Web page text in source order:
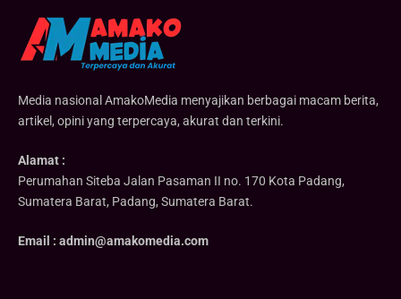
Media nasional AmakoMedia menyajikan berbagai macam berita,
artikel, opini yang terpercaya, akurat dan terkini.
Alamat :
Perumahan Siteba Jalan Pasaman II no. 170 Kota Padang,
Sumatera Barat, Padang, Sumatera Barat.
Email : admin@amakomedia.com